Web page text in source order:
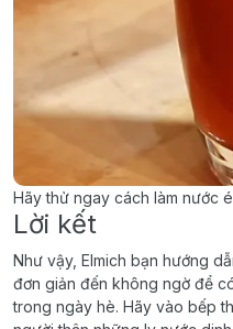
Hãy thử ngay cách làm nước
Lời kết
Như vậy, Elmich bạn hướng
đơn giản đến không ngờ để
trong ngày hè. Hãy vào bếp